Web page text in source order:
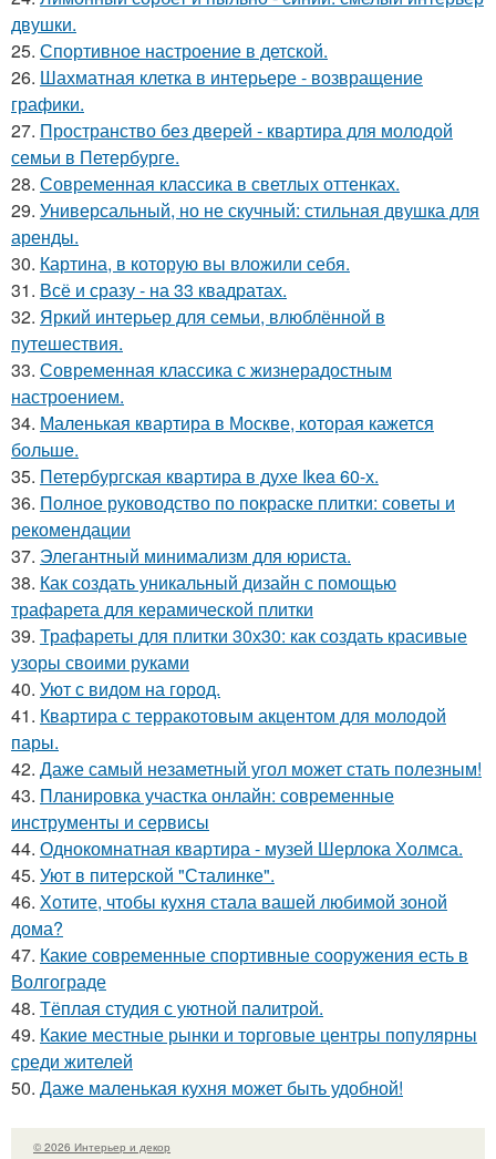
двушки.
25. Спортивное настроение в детской.
26. Шахматная клетка в интерьере - возвращение
графики.
27. Пространство без дверей - квартира для молодой
семьи в Петербурге.
28. Современная классика в светлых оттенках.
29. Универсальный, но не скучный: стильная двушка для
аренды.
30. Картина, в которую вы вложили себя.
31. Всё и сразу - на 33 квадратах.
32. Яркий интерьер для семьи, влюблённой в
путешествия.
33. Современная классика с жизнерадостным
настроением.
34. Маленькая квартира в Москве, которая кажется
больше.
35. Петербургская квартира в духе Ikea 60-х.
36. Полное руководство по покраске плитки: советы и
рекомендации
37. Элегантный минимализм для юриста.
38. Как создать уникальный дизайн с помощью
трафарета для керамической плитки
39. Трафареты для плитки 30х30: как создать красивые
узоры своими руками
40. Уют с видом на город.
41. Квартира с терракотовым акцентом для молодой
пары.
42. Даже самый незаметный угол может стать полезным!
43. Планировка участка онлайн: современные
инструменты и сервисы
44. Однокомнатная квартира - музей Шерлока Холмса.
45. Уют в питерской "Сталинке".
46. Хотите, чтобы кухня стала вашей любимой зоной
дома?
47. Какие современные спортивные сооружения есть в
Волгограде
48. Тёплая студия с уютной палитрой.
49. Какие местные рынки и торговые центры популярны
среди жителей
50. Даже маленькая кухня может быть удобной!
© 2026 Интерьер и декор